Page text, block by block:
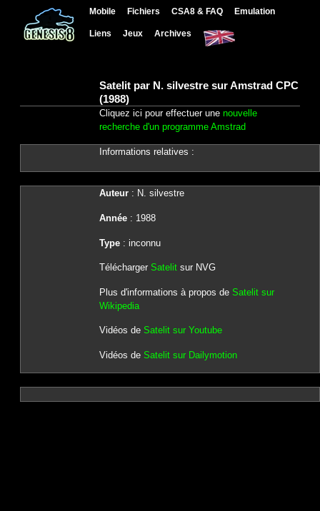
Mobile Fichiers CSA8 & FAQ Emulation
Liens Jeux Archives
Satelit par N. silvestre sur Amstrad CPC
(1988)
Cliquez ici pour effectuer une nouvelle
recherche d'un programme Amstrad
Informations relatives :
Auteur: N. silvestre
Année: 1988
Type: inconnu
Télécharger Satelitsur NVG
Plus d'informations à propos de Satelit sur
Wikipedia
Vidéos de Satelit sur Youtube
Vidéos de Satelit sur Dailymotion